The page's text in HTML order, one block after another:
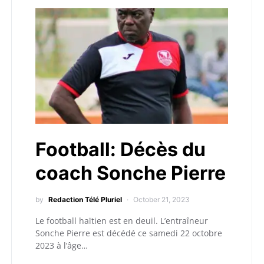
Football: Décès du
coach Sonche Pierre
by Redaction Télé Pluriel October 21, 2023
Le football haïtien est en deuil. L’entraîneur
Sonche Pierre est décédé ce samedi 22 octobre
2023 à l’âge…